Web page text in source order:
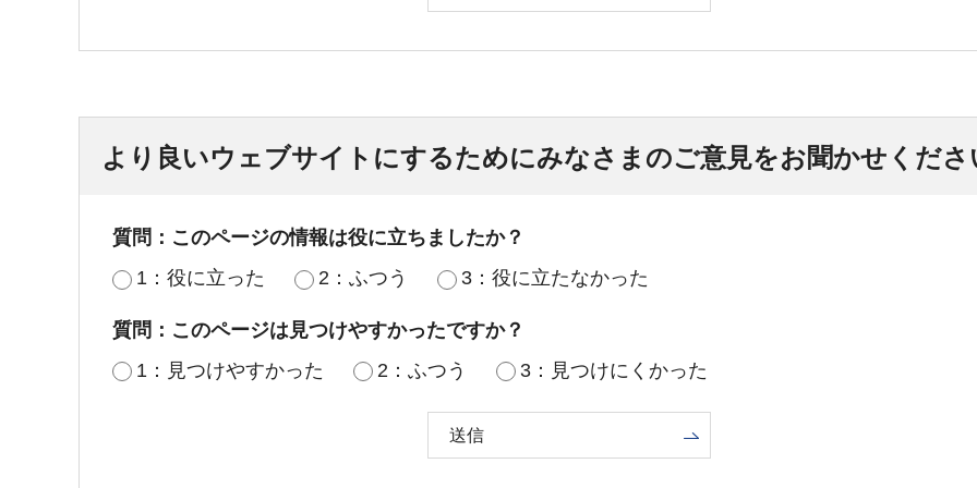
より良いウェブサイトにするためにみなさまのご意見をお聞かせくださ
質問：このページの情報は役に立ちましたか？
1：役に立った
2：ふつう 3：役に立たなかった
質問：このページは見つけやすかったですか？
1：見つけやすかった
2：ふつう 3：見つけにくかった